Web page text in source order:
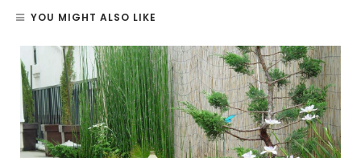
YOU MIGHT ALSO LIKE